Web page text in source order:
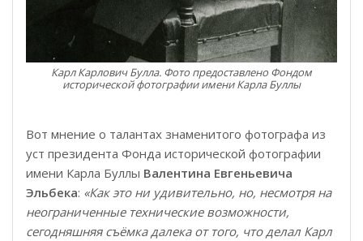
Карл Карлович Булла. Фото предоставлено Фондом
исторической фотографии имени Карла Буллы
Вот мнение о талантах знаменитого фотографа из
уст президента Фонда исторической фотографии
имени Карла Буллы Валентина Евгеньевича
Эльбека: «Как это ни удивительно, но, несмотря на
неограниченные технические возможности,
сегодняшняя съёмка далека от того, что делал Карл